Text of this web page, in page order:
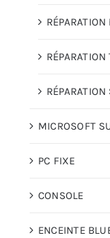
MICROSOFT
PC FIXE
CONSOLE
ENCEINTE